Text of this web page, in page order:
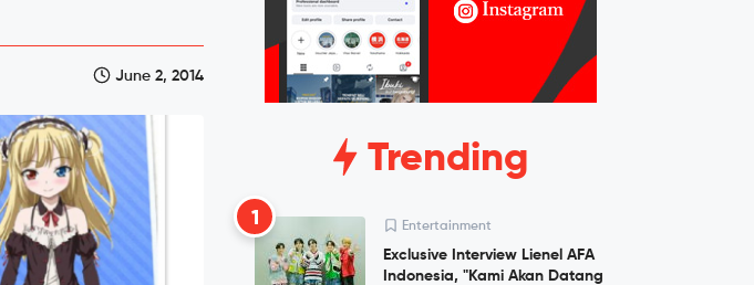
June 2, 2014
Trending
1 Entertainment
Exclusive Interview Lienel AFA
Indonesia, "Kami Akan Datang